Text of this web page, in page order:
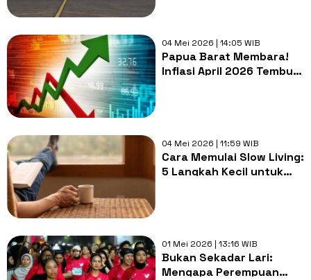
04 Mei 2026 | 14:05 WIB
Papua Barat Membara!
Inflasi April 2026 Tembus
04 Mei 2026 | 11:59 WIB
Cara Memulai Slow Living:
5 Langkah Kecil untuk
01 Mei 2026 | 13:16 WIB
Bukan Sekadar Lari:
Mengapa Perempuan